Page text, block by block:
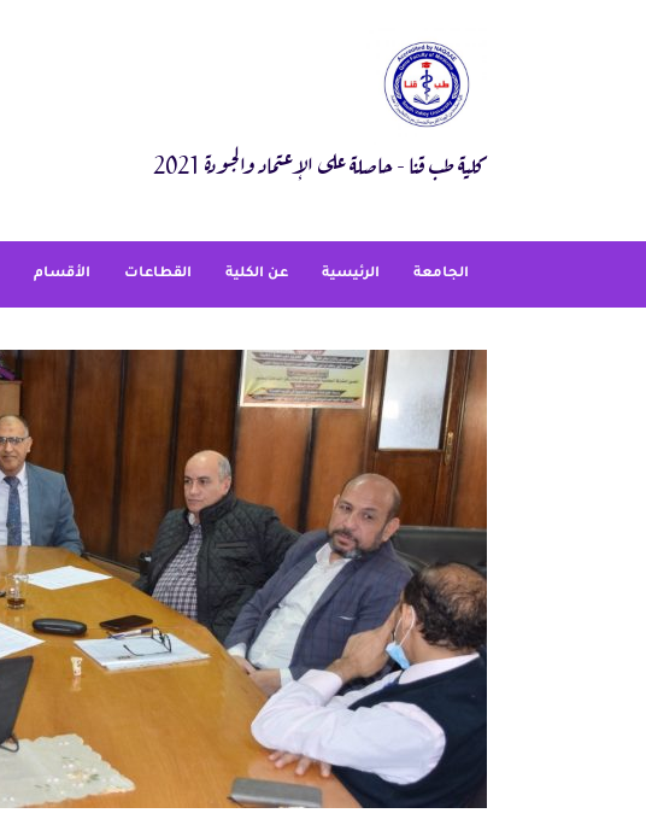
كلية طب قنا - حاصلة على الإعتماد والجودة 2021
الجامعة الرئيسية عن الكلية القطاعات الأقسام